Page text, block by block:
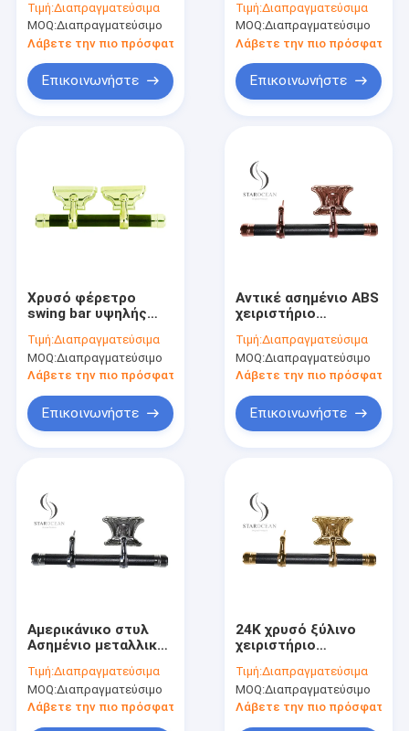
διακόσμηση
φέρετρας
Τιμή:Διαπραγματεύσιμα
MOQ:Διαπραγματεύσιμο
Λάβετε την πιο πρόσφατη τιμή
Επικοινωνήστε
φέρετρος PP
ανακυκλωμένο υλικό
Τιμή:Διαπραγματεύσιμα
MOQ:Διαπραγματεύσιμο
Λάβετε την πιο πρόσφατη
Επικοινωνήστε
Χρυσό φέρετρο
swing bar υψηλής
Design SGS
πιστοποιημένο
σύνολο χονδρικής
Τιμή:Διαπραγματεύσιμα
MOQ:Διαπραγματεύσιμο
Λάβετε την πιο πρόσφατη τιμή
Επικοινωνήστε
Αντικέ ασημένιο ABS
χειριστήριο
καθολικά αξεσουάρ
φέρετρας SW-HB
Τιμή:Διαπραγματεύσιμα
MOQ:Διαπραγματεύσιμο
Λάβετε την πιο πρόσφατη
Επικοινωνήστε
Αμερικάνικο στυλ
Ασημένιο μεταλλικό
εξαρτήματα
προσαρμοσμένα SW-
HS
Τιμή:Διαπραγματεύσιμα
MOQ:Διαπραγματεύσιμο
Λάβετε την πιο πρόσφατη τιμή
24K χρυσό ξύλινο
χειριστήριο
πλαστικός πίνακας
και χάντζης από
κράμα ψευδαργύρου
Τιμή:Διαπραγματεύσιμα
MOQ:Διαπραγματεύσιμο
Λάβετε την πιο πρόσφατη